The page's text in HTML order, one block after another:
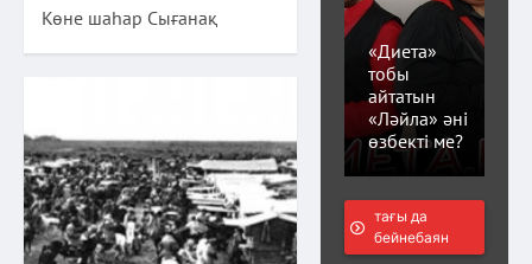
Көне шаһар Сығанақ
«Диета»
тобы
айтатын
«Ләйла» әні
өзбекті ме?
тағы да
бейнебаян